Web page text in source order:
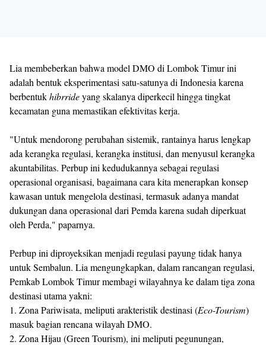
Lia membeberkan bahwa model DMO di Lombok Timur ini
adalah bentuk eksperimentasi satu-satunya di Indonesia karena
berbentukhibrrideyang skalanya diperkecil hingga tingkat
kecamatan guna memastikan efektivitas kerja.
"Untuk mendorong perubahan sistemik, rantainya harus lengkap
ada kerangka regulasi, kerangka institusi, dan menyusul kerangka
akuntabilitas. Perbup ini kedudukannya sebagai regulasi
operasional organisasi, bagaimana cara kita menerapkan konsep
kawasan untuk mengelola destinasi, termasuk adanya mandat
dukungan dana operasional dari Pemda karena sudah diperkuat
oleh Perda," paparnya.
Perbup ini diproyeksikan menjadi regulasi payung tidak hanya
untuk Sembalun. Lia mengungkapkan, dalam rancangan regulasi,
Pemkab Lombok Timur membagi wilayahnya ke dalam tiga zona
destinasi utama yakni:
1. Zona Pariwisata, meliputi arakteristik destinasi (Eco-Tourism)
masuk bagian rencana wilayah DMO.
2. Zona Hijau (Green Tourism), ini meliputi pegunungan,